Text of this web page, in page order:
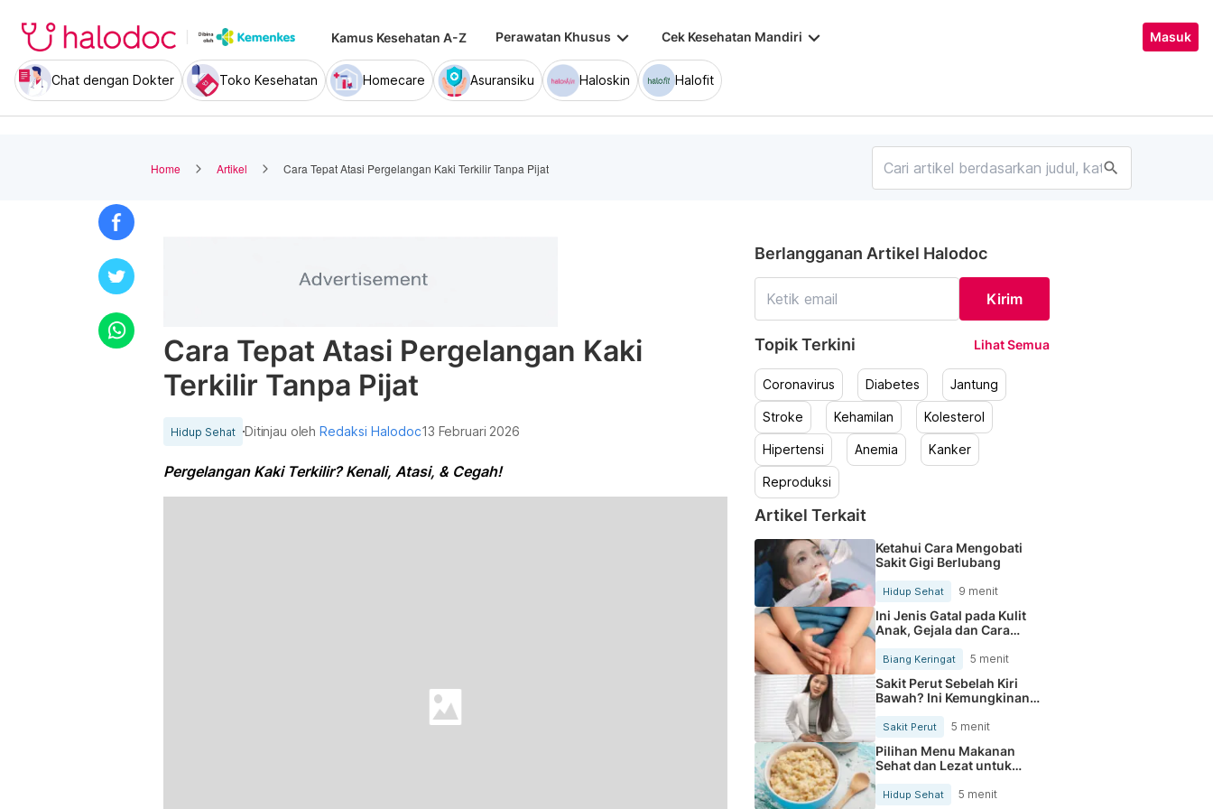
Kamus Kesehatan A-Z Perawatan Khusus keyboard_arrow_down Cek Kesehatan Mandiri keyboard_arrow_down Masuk
Chat dengan Dokter Toko Kesehatan Homecare Asuransiku Haloskin Halofit
Home Artikel Cara Tepat Atasi Pergelangan Kaki Terkilir Tanpa Pijat search
Cara Tepat Atasi Pergelangan Kaki
Terkilir Tanpa Pijat
Hidup Sehat Ditinjau olehRedaksi Halodoc13 Februari 2026
Pergelangan Kaki Terkilir? Kenali, Atasi, & Cegah!
Berlangganan Artikel Halodoc
Kirim
Topik Terkini Lihat Semua
Coronavirus Diabetes Jantung
Stroke Kehamilan Kolesterol
Hipertensi Anemia Kanker
Reproduksi
Artikel Terkait
Ketahui Cara Mengobati
Sakit Gigi Berlubang
Hidup Sehat 9 menit
Ini Jenis Gatal pada Kulit
Anak, Gejala dan Cara
Mengobatinya
Biang Keringat 5 menit
Sakit Perut Sebelah Kiri
Bawah? Ini Kemungkinan
Sakit Perut 5 menit
Pilihan Menu Makanan
Sehat dan Lezat untuk
Mengurangi Kolesterol
Hidup Sehat 5 menit